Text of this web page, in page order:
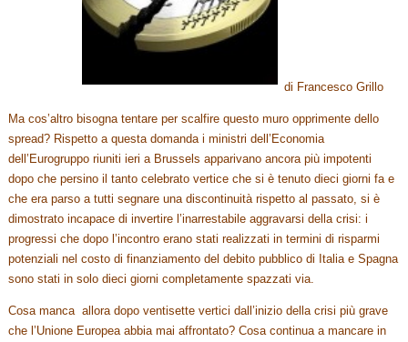
di Francesco Grillo
Ma cos’altro bisogna tentare per scalfire questo muro opprimente dello
spread? Rispetto a questa domanda i ministri dell’Economia
dell’Eurogruppo riuniti ieri a Brussels apparivano ancora più impotenti
dopo che persino il tanto celebrato vertice che si è tenuto dieci giorni fa e
che era parso a tutti segnare una discontinuità rispetto al passato, si è
dimostrato incapace di invertire l’inarrestabile aggravarsi della crisi: i
progressi che dopo l’incontro erano stati realizzati in termini di risparmi
potenziali nel costo di finanziamento del debito pubblico di Italia e Spagna
sono stati in solo dieci giorni completamente spazzati via.
Cosa manca allora dopo ventisette vertici dall’inizio della crisi più grave
che l’Unione Europea abbia mai affrontato? Cosa continua a mancare in